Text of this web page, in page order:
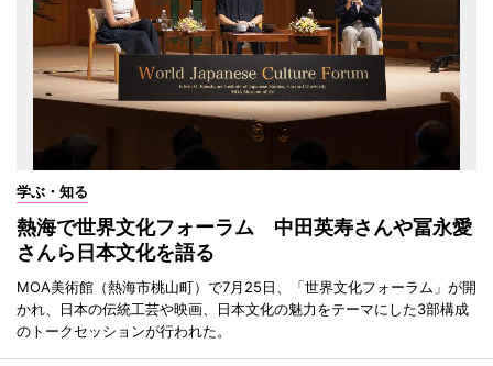
学ぶ・知る
熱海で世界文化フォーラム 中田英寿さんや冨永愛
さんら日本文化を語る
MOA美術館（熱海市桃山町）で7月25日、「世界文化フォーラム」が開
かれ、日本の伝統工芸や映画、日本文化の魅力をテーマにした3部構成
のトークセッションが行われた。